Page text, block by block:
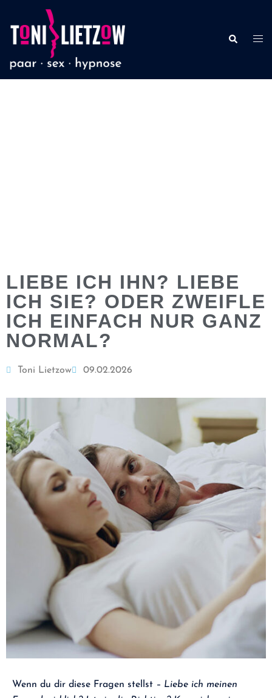
LIEBE ICH IHN? LIEBE
ICH SIE? ODER ZWEIFLE
ICH EINFACH NUR GANZ
NORMAL?
Toni Lietzow 09.02.2026
Wenn du dir diese Fragen stellst – Liebe ich meinen